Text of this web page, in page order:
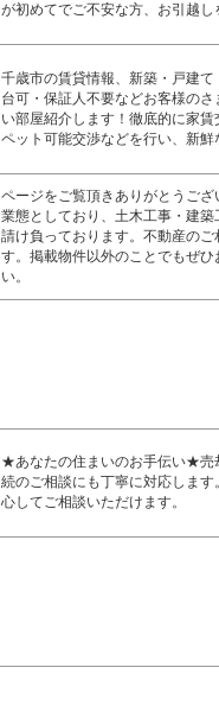
が初めてでご不安な方、お引越
千歳市の賃貸情報、新築・戸建て
台可・保証人不要などお客様のさ
い部屋紹介します！徹底的に家賃
ペット可能交渉などを行い、新
ページをご覧頂きありがとうご
業態としており、土木工事・建
請け負っております。不動産のご
す。掲載物件以外のことでもぜひ
い。
★あなたの住まいのお手伝い★売
続のご相談にも丁寧に対応しま
心してご相談いただけます。